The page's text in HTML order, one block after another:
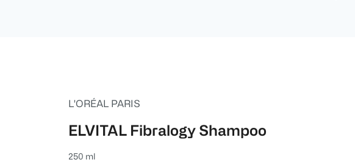
L'ORÉAL PARIS
ELVITAL Fibralogy Shampoo
250 ml